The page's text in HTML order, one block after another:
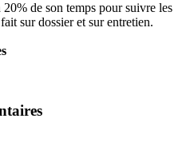
de son temps pour suivre les
sur dossier et sur entretien.